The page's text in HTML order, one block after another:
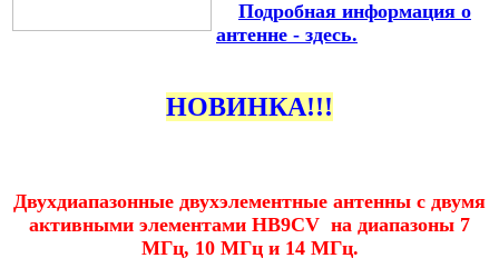
Подробная информация о
антенне - здесь.
НОВИНКА!!!
Двухдиапазонные двухэлементные антенны с двумя
активными элементами HB9CV на диапазоны 7
МГц, 10 МГц и 14 МГц.